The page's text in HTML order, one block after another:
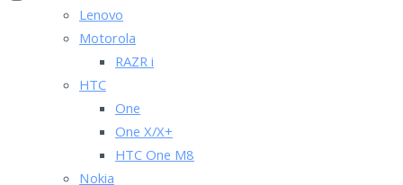
Lenovo
Motorola
RAZR i
HTC
One
One X/X+
HTC One M8